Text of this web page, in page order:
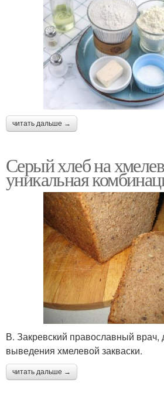
читать дальше →
Серый хлеб на
уникальная
В. Закревский православный врач,
выведения хмелевой закваски.
читать дальше →